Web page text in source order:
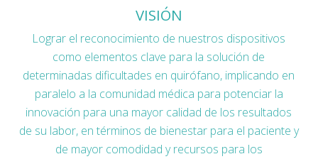
VISIÓN
Lograr el reconocimiento de nuestros dispositivos
como elementos clave para la solución de
determinadas dificultades en quirófano, implicando en
paralelo a la comunidad médica para potenciar la
innovación para una mayor calidad de los resultados
de su labor, en términos de bienestar para el paciente y
de mayor comodidad y recursos para los